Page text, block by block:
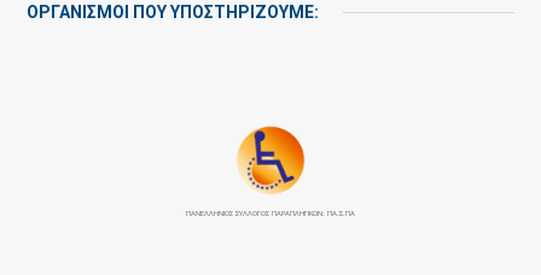
ΟΡΓΑΝΙΣΜΟΙ ΠΟΥ ΥΠΟΣΤΗΡΙΖΟΥΜΕ:
ΠΑΝΕΛΛΉΝΙΟΣ ΣΎΛΛΟΓΟΣ ΠΑΡΑΠΛΗΓΙΚΏΝ: ΠΑ.Σ.ΠΑ